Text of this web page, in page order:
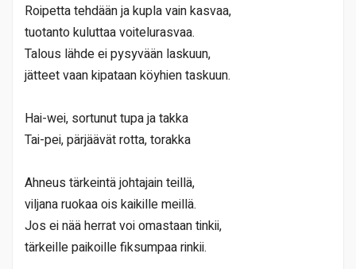
Roipetta tehdään ja kupla vain kasvaa,
tuotanto kuluttaa voitelurasvaa.
Talous lähde ei pysyvään laskuun,
jätteet vaan kipataan köyhien taskuun.
Hai-wei, sortunut tupa ja takka
Tai-pei, pärjäävät rotta, torakka
Ahneus tärkeintä johtajain teillä,
viljana ruokaa ois kaikille meillä.
Jos ei nää herrat voi omastaan tinkii,
tärkeille paikoille fiksumpaa rinkii.